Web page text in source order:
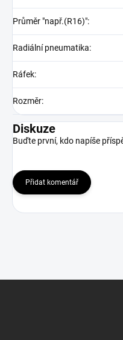
Průměr "např.(R16)":
Radiální pneumatika:
Ráfek:
Rozměr:
Diskuze
Buďte první, kdo napíše
Přidat komentář